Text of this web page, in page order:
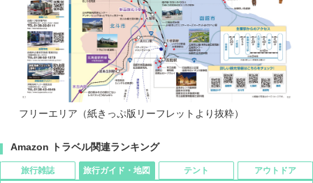
フリーエリア（紙きっぷ版リーフレットより抜粋）
Amazon トラベル関連ランキング
旅行雑誌 旅行ガイド・地図 テント アウトドア